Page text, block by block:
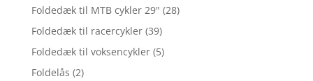
Foldedæk til MTB cykler 29" (28)
Foldedæk til racercykler (39)
Foldedæk til voksencykler (5)
Foldelås (2)